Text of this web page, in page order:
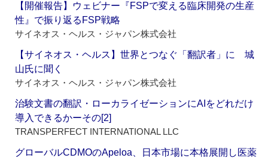
【開催報告】ウェビナー『FSPで変える臨床開発の生産
性』で振り返るFSP戦略
サイネオス・ヘルス・ジャパン株式会社
【サイネオス・ヘルス】世界とつなぐ「翻訳者」に 城
山氏に聞く
サイネオス・ヘルス・ジャパン株式会社
治験文書の翻訳・ローカライゼーションにAIをどれだけ
導入できるかーその[2]
TRANSPERFECT INTERNATIONAL LLC
グローバルCDMOのApeloa、日本市場に本格展開し医薬